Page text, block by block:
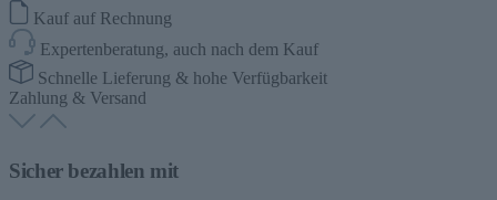
Kauf auf Rechnung
Expertenberatung, auch nach dem Kauf
Schnelle Lieferung & hohe Verfügbarkeit
Zahlung & Versand
Sicher bezahlen mit